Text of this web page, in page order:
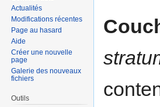
Actualités
Modifications récentes
Page au hasard
Aide
Créer une nouvelle
page
Galerie des nouveaux
fichiers
Outils